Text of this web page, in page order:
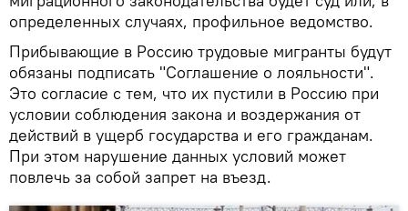
определенных случаях, профильное ведомство.
Прибывающие в Россию трудовые мигранты будут
обязаны подписать "Соглашение о лояльности".
Это согласие с тем, что их пустили в Россию при
условии соблюдения закона и воздержания от
действий в ущерб государства и его гражданам.
При этом нарушение данных условий может
повлечь за собой запрет на въезд.